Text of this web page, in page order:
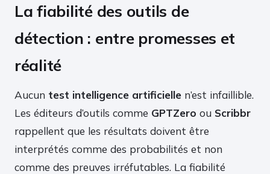
La fiabilité des outils de
détection : entre promesses et
réalité
Aucun test intelligence artificielle n’est infaillible.
Les éditeurs d’outils comme GPTZero ou Scribbr
rappellent que les résultats doivent être
interprétés comme des probabilités et non
comme des preuves irréfutables. La fiabilité